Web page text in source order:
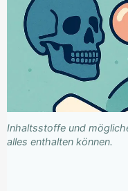
Inhaltsstoffe und
alles enthalten können.